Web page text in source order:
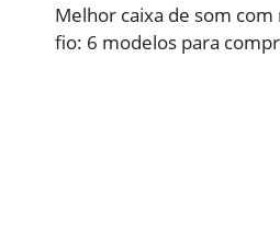
Melhor caixa de som
fio: 6 modelos para